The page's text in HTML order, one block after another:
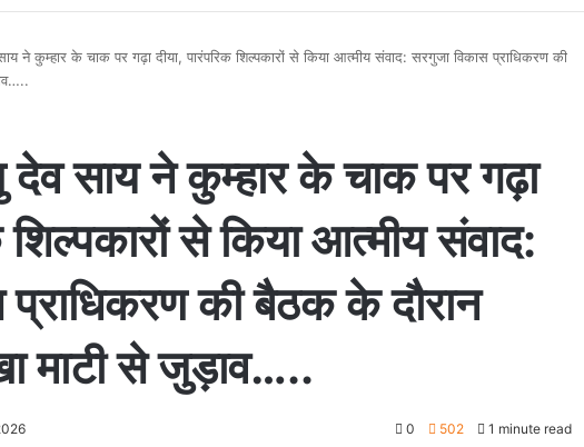
ने कुम्हार के चाक पर गढ़ा दीया, पारंपरिक शिल्पकारों से किया आत्मीय संवाद: सरगुजा विकास प्राधिकरण की
देव साय ने कुम्हार के चाक पर गढ़ा
शिल्पकारों से किया आत्मीय संवाद:
की बैठक के दौरान
माटी से जुड़ाव…..
0 502 1 minute read